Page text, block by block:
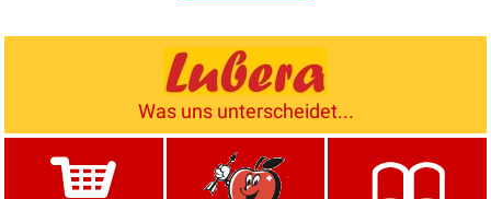
Was uns unterscheidet...